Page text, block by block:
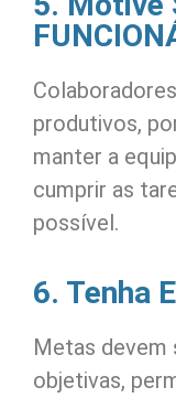
produtivos,
manter a
cumprir as
possível.
6. Tenha
Metas devem
objetivas,